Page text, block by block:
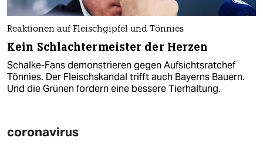
Reaktionen auf Fleischgipfel und Tönnies
Kein Schlachtermeister der Herzen
Schalke-Fans demonstrieren gegen Aufsichtsratchef
Tönnies. Der Fleischskandal trifft auch Bayerns Bauern.
Und die Grünen fordern eine bessere Tierhaltung.
coronavirus